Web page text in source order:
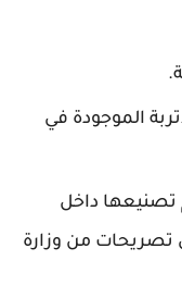
الموجودة في
تصنيعها داخل
تصريحات من وزارة